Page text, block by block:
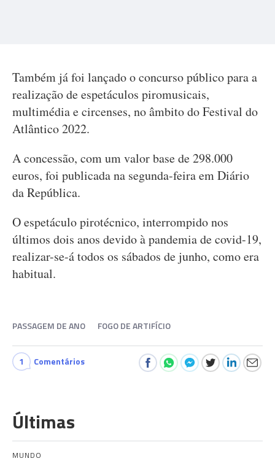
Também já foi lançado o concurso público para a
realização de espetáculos piromusicais,
multimédia e circenses, no âmbito do Festival do
Atlântico 2022.
A concessão, com um valor base de 298.000
euros, foi publicada na segunda-feira em Diário
da República.
O espetáculo pirotécnico, interrompido nos
últimos dois anos devido à pandemia de covid-19,
realizar-se-á todos os sábados de junho, como era
habitual.
PASSAGEM DE ANO FOGO DE ARTIFÍCIO
1 Comentários
Últimas
MUNDO